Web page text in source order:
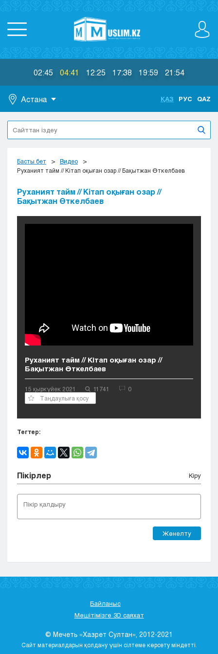
02:45 04:41 12:25 17:38 19:59 21:54
Астана
Астана
Алматы
Атырау
Караганда
Кокшетау
Костанай
Шымкент
ҚАЗ РУС QAZ
Басты бет
Видео
Руханият тайм // Кітап оқыған озар // Бақытжан Өткелбаев
Руханият тайм // Кітап оқыған озар //
Бақытжан Өткелбаев
Руханият тайм // Кітап оқыған озар //
Бақытжан Өткелбаев
15 қыркүйек 2021 11741
0
Таңдаулыға қосу
Тегтер:
Пікірлер Кіру
Жөнелту
Байланыс
Мешітімізге 3D саяхат
© Мечеть «Хазрет Султан», 2012-2021
Сайт материалдарын қолдану үшін сілтеме көрсету міндетті.